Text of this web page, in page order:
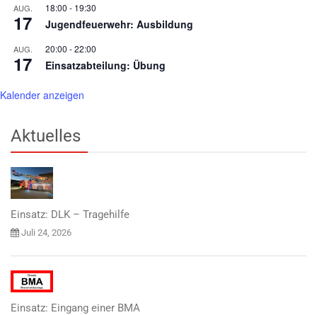
AUG.
17
18:00 - 19:30
Jugendfeuerwehr: Ausbildung
AUG.
17
20:00 -22:00
Einsatzabteilung: Übung
Kalender anzeigen
Aktuelles
Einsatz: DLK – Tragehilfe
Juli 24, 2026
Einsatz: Eingang einer BMA